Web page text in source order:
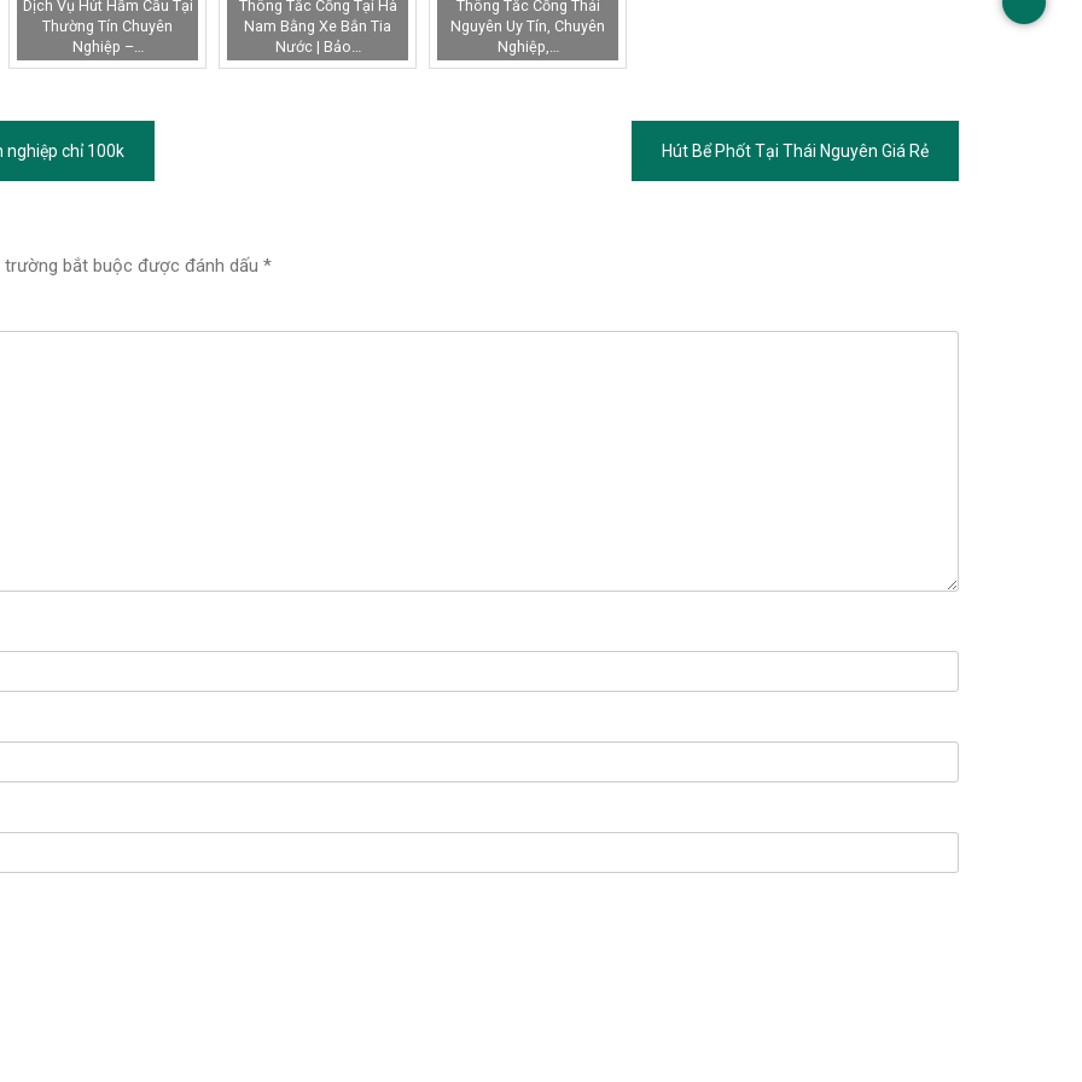
Dịch Vụ Hút Hầm Cầu Tại
Thường Tín Chuyên
Nghiệp –…
Thông Tắc Cống Tại Hà
Nam Bằng Xe Bắn Tia
Nước | Bảo…
Thông Tắc Cống Thái
Nguyên Uy Tín, Chuyên
Nghiệp,…
nghiệp chỉ 100k Hút Bể Phốt Tại Thái Nguyên Giá Rẻ
trường bắt buộc được đánh dấu *